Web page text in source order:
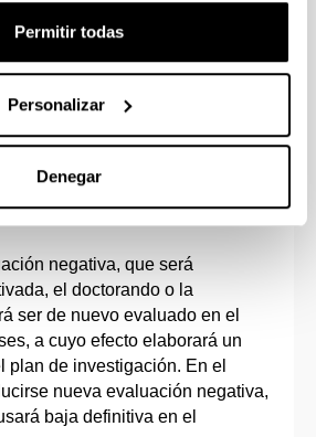
Permitir todas
Personalizar
Denegar
para continuar en
Académicas, y de acuerdo con
establecido por la
matrícula a todo el
negativa, que será
el doctorando o la
ser de nuevo evaluado en el
a cuyo efecto elaborará un
plan de investigación. En el
nueva evaluación negativa,
baja definitiva en el